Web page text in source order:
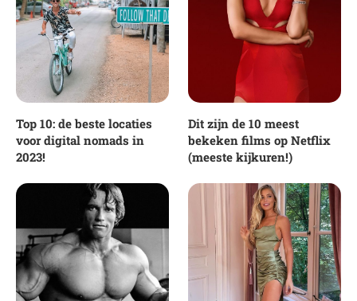
Top 10: de beste locaties
voor digital nomads in
2023!
Dit zijn de 10 meest
bekeken films op Netflix
(meeste kijkuren!)